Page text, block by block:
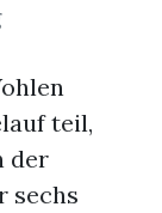
teil,
der
sechs